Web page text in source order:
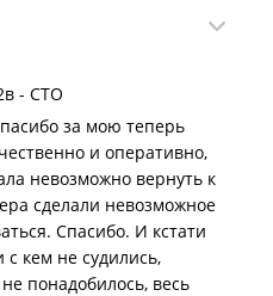
- СТО
за мою теперь
и оперативно,
невозможно вернуть к
сделали невозможное
Спасибо. И кстати
кем не судились,
понадобилось, весь